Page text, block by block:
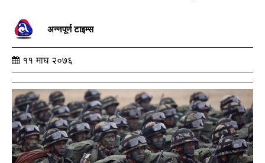
अन्नपूर्ण टाइम्स
११ माघ २०७६